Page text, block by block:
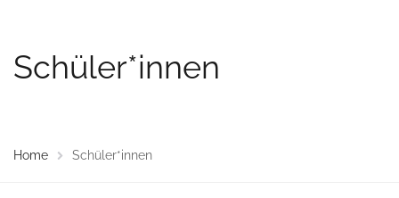
Schüler*innen
Home Schüler*innen